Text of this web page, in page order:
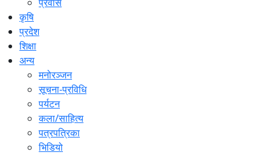
कृषि
प्रदेश
शिक्षा
अन्य
मनोरञ्जन
सूचना-प्रविधि
पर्यटन
कला/साहित्य
पत्रपत्रिका
भिडियो